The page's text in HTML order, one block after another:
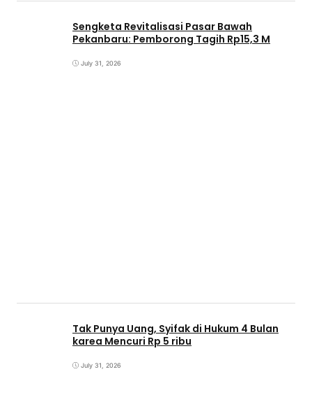
Sengketa Revitalisasi Pasar Bawah
Pekanbaru: Pemborong Tagih Rp15,3 M
July 31, 2026
Tak Punya Uang, Syifak di Hukum 4 Bulan
karea Mencuri Rp 5 ribu
July 31, 2026